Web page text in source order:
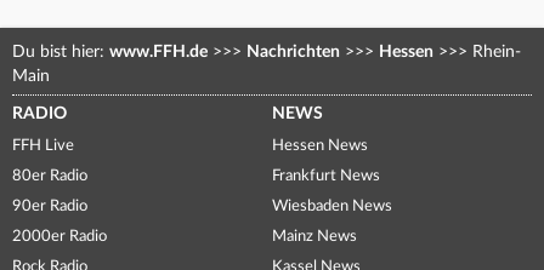
Du bist hier: www.FFH.de >>> Nachrichten >>> Hessen >>> Rhein-
Main
RADIO
FFH Live
80er Radio
90er Radio
2000er Radio
NEWS
Hessen News
Frankfurt News
Wiesbaden News
Mainz News